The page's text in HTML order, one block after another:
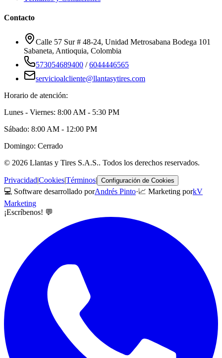
Contacto
Calle 57 Sur # 48-24, Unidad Metrosabana Bodega 101
Sabaneta, Antioquia, Colombia
573054689400 /6044446565
servicioalcliente@llantasytires.com
Horario de atención:
Lunes - Viernes: 8:00 AM - 5:30 PM
Sábado: 8:00 AM - 12:00 PM
Domingo: Cerrado
© 2026 Llantas y Tires S.A.S.. Todos los derechos reservados.
Privacidad|Cookies|Términos| Configuración de Cookies
💻 Software desarrollado porAndrés Pinto·📈 Marketing porkV
Marketing
¡Escríbenos! 💬